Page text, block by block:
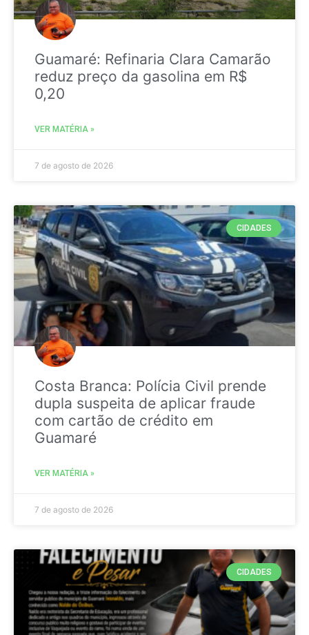
Guamaré: Refinaria Clara Camarão
reduz preço da gasolina em R$
0,20
VER MATÉRIA »
7 de agosto de 2026
CIDADES
Costa Branca: Polícia Civil prende
dupla suspeita de aplicar fraude
com cartão de crédito em
Guamaré
VER MATÉRIA »
7 de agosto de 2026
CIDADES